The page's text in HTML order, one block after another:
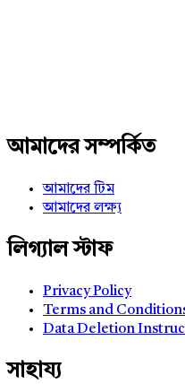
আমাদের সম্পর্কিত
আমাদের টিম
আমাদের লক্ষ্য
লিগ্যাল স্টাফ
Privacy Policy
Terms and
Data Deletion
সাহায্য